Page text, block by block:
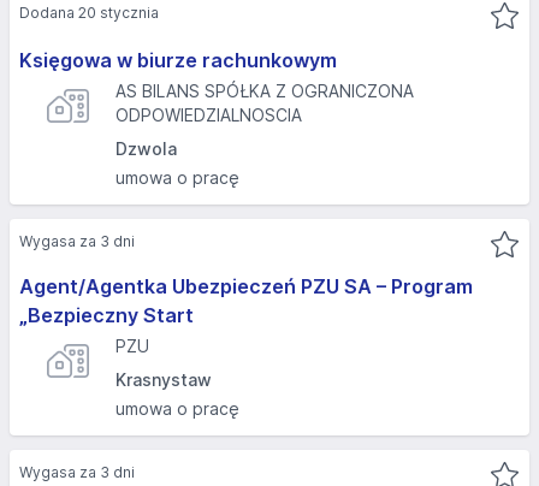
Księgowa w biurze rachunkowym
AS BILANS SPÓŁKA Z OGRANICZONA
ODPOWIEDZIALNOSCIA
Dzwola
umowa o pracę
Dodana 20 stycznia
Agent/Agentka Ubezpieczeń PZU SA – Program
„Bezpieczny Start
PZU
Krasnystaw
umowa o pracę
Wygasa za 3 dni
Wygasa za 3 dni